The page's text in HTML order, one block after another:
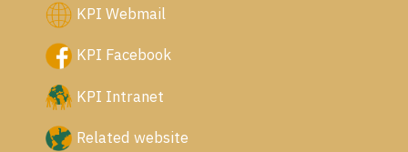
KPI Webmail
KPI Facebook
KPI Intranet
Related website